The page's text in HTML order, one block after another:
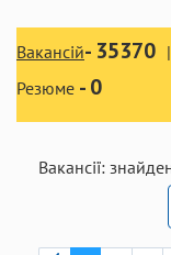
Вакансій- 35370
Резюме -0
Вакансії: